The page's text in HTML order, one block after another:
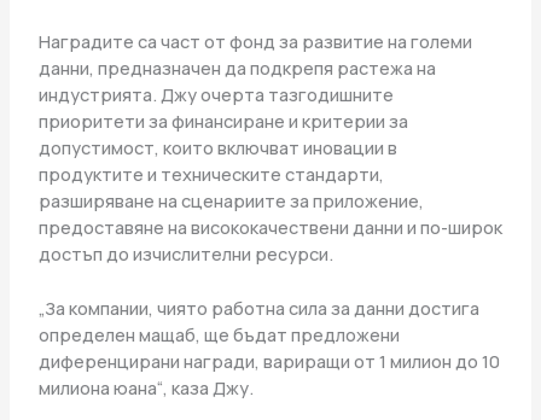
Наградите са част от фонд за развитие на големи
данни, предназначен да подкрепя растежа на
индустрията. Джу очерта тазгодишните
приоритети за финансиране и критерии за
допустимост, които включват иновации в
продуктите и техническите стандарти,
разширяване на сценариите за приложение,
предоставяне на висококачествени данни и по-широк
достъп до изчислителни ресурси.
„За компании, чиято работна сила за данни достига
определен мащаб, ще бъдат предложени
диференцирани награди, вариращи от 1 милион до 10
милиона юана“, каза Джу.